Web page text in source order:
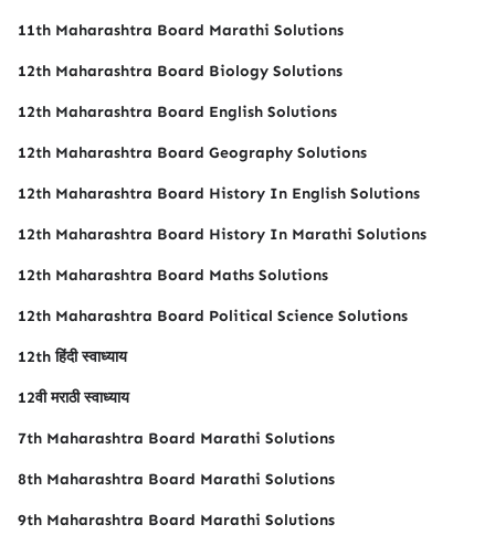
11th Maharashtra Board Marathi Solutions
12th Maharashtra Board Biology Solutions
12th Maharashtra Board English Solutions
12th Maharashtra Board Geography Solutions
12th Maharashtra Board History In English Solutions
12th Maharashtra Board History In Marathi Solutions
12th Maharashtra Board Maths Solutions
12th Maharashtra Board Political Science Solutions
12th हिंदी स्वाध्याय
12वी मराठी स्वाध्याय
7th Maharashtra Board Marathi Solutions
8th Maharashtra Board Marathi Solutions
9th Maharashtra Board Marathi Solutions